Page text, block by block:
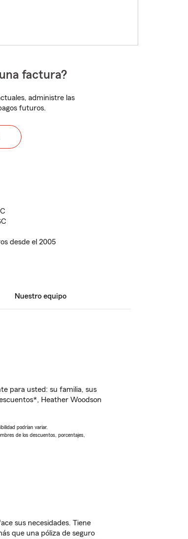
factura?
administre las
futuros.
desde el 2005
Nuestro equipo
para usted: su familia, sus
Heather Woodson
podrían variar.
de los descuentos, porcentajes,
sus necesidades. Tiene
que una póliza de seguro